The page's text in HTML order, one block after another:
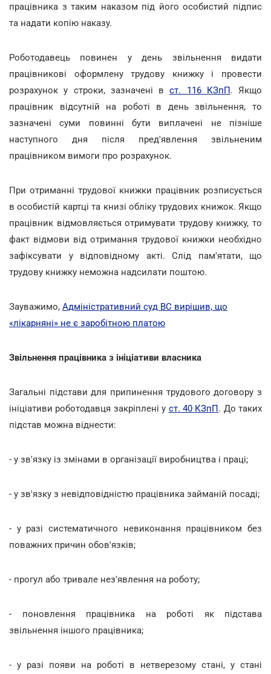
працівника з таким наказом під його особистий підпис
та надати копію наказу.
Роботодавець повинен у день звільнення видати
працівникові оформлену трудову книжку і провести
розрахунок у строки, зазначені вст. 116 КЗпП. Якщо
працівник відсутній на роботі в день звільнення, то
зазначені суми повинні бути виплачені не пізніше
наступного дня після пред'явлення звільненим
працівником вимоги про розрахунок.
При отриманні трудової книжки працівник розписується
в особистій картці та книзі обліку трудових книжок. Якщо
працівник відмовляється отримувати трудову книжку, то
факт відмови від отримання трудової книжки необхідно
зафіксувати у відповідному акті. Слід пам'ятати, що
трудову книжку неможна надсилати поштою.
Зауважимо, Адміністративний суд ВС вирішив, що
«лікарняні» не є заробітною платою
Звільнення працівника з ініціативи власника
Загальні підстави для припинення трудового договору з
ініціативи роботодавця закріплені у ст. 40 КЗпП. До таких
підстав можна віднести:
- у зв'язку із змінами в організації виробництва і праці;
- у зв'язку з невідповідністю працівника займаній посаді;
- у разі систематичного невиконання працівником без
поважних причин обов'язків;
- прогул або тривале нез'явлення на роботу;
- поновлення працівника на роботі як підстава
звільнення іншого працівника;
- у разі появи на роботі в нетверезому стані, у стані